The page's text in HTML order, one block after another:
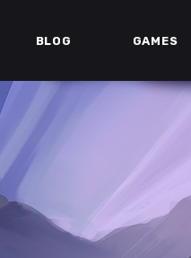
BLOG GAMES